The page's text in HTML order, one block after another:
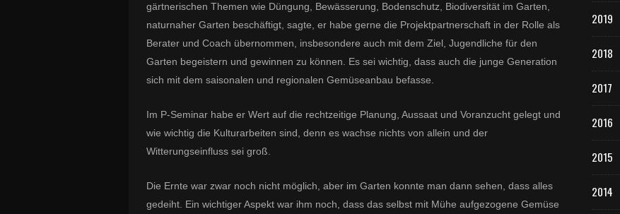
gärtnerischen Themen wie Düngung, Bewässerung, Bodenschutz, Biodiversität im Garten,
naturnaher Garten beschäftigt, sagte, er habe gerne die Projektpartnerschaft in der Rolle als
Berater und Coach übernommen, insbesondere auch mit dem Ziel, Jugendliche für den
Garten begeistern und gewinnen zu können. Es sei wichtig, dass auch die junge Generation
sich mit dem saisonalen und regionalen Gemüseanbau befasse.
Im P-Seminar habe er Wert auf die rechtzeitige Planung, Aussaat und Voranzucht gelegt und
wie wichtig die Kulturarbeiten sind, denn es wachse nichts von allein und der
Witterungseinfluss sei groß.
Die Ernte war zwar noch nicht möglich, aber im Garten konnte man dann sehen, dass alles
gedeiht. Ein wichtiger Aspekt war ihm noch, dass das selbst mit Mühe aufgezogene Gemüse
2019
2018
2017
2016
2015
2014